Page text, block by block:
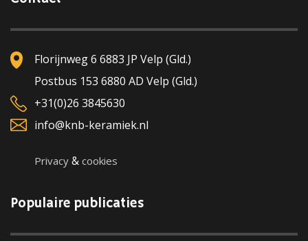
Florijnweg 6 6883 JP Velp (Gld.)
Postbus 153 6880 AD Velp (Gld.)
+31(0)26 3845630
info@knb-keramiek.nl
Privacy & cookies
Populaire publicaties